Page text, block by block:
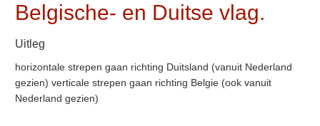
Belgische- en Duitse vlag.
Uitleg
horizontale strepen gaan richting Duitsland (vanuit Nederland
gezien) verticale strepen gaan richting Belgie (ook vanuit
Nederland gezien)